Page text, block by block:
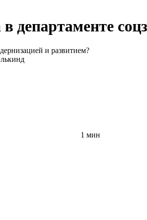
департаменте
и развитием?
1 мин